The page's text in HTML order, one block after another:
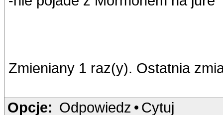
Zmieniany 1 raz(y). Ostatnia
Opcje: Odpowiedz • Cytuj